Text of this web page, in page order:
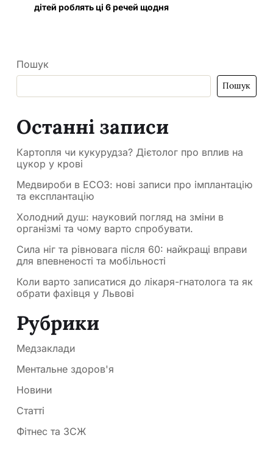
дітей роблять ці 6 речей щодня
Пошук
Пошук
Останні записи
Картопля чи кукурудза? Дієтолог про вплив на
цукор у крові
Медвироби в ЕСОЗ: нові записи про імплантацію
та експлантацію
Холодний душ: науковий погляд на зміни в
організмі та чому варто спробувати.
Сила ніг та рівновага після 60: найкращі вправи
для впевненості та мобільності
Коли варто записатися до лікаря-гнатолога та як
обрати фахівця у Львові
Рубрики
Медзаклади
Ментальне здоров'я
Новини
Статті
Фітнес та ЗСЖ